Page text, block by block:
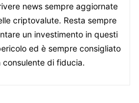
news sempre aggiornate
criptovalute. Resta sempre
un investimento in questi
ed è sempre consigliato
di fiducia.